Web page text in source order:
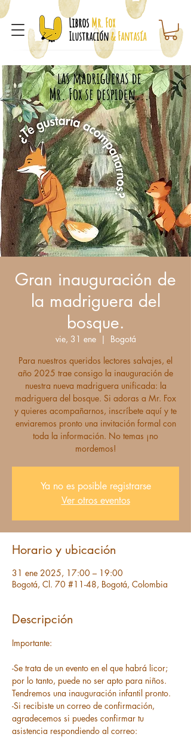
LibrosMr. Fox
Ilustración& Fantasía
Gran inauguración de
la madriguera del
bosque.
vie, 31 ene
  |
Bogotá
Para nuestros queridos lectores salvajes, el
año 2025 trae consigo la inauguración de
nuestra nueva madriguera unificada: la
madriguera del bosque. Si adoras a Mr. Fox
y quieres acompañarnos, inscríbete aquí y te
enviaremos pronto una invitación formal con
toda la información. No temas ¡no
mordemos!
Ya no es posible registrarse
Ver otros eventos
Horario y ubicación
31 ene 2025, 17:00 – 19:00
Bogotá, Cl. 70 #11-48, Bogotá, Colombia
Descripción
Importante:
-Se trata de un evento en el que habrá licor;
por lo tanto, puede no ser apto para niños.
Tendremos una inauguración infantil pronto.
-Si recibiste un correo de confirmación,
agradecemos si puedes confirmar tu
asistencia respondiendo al correo: